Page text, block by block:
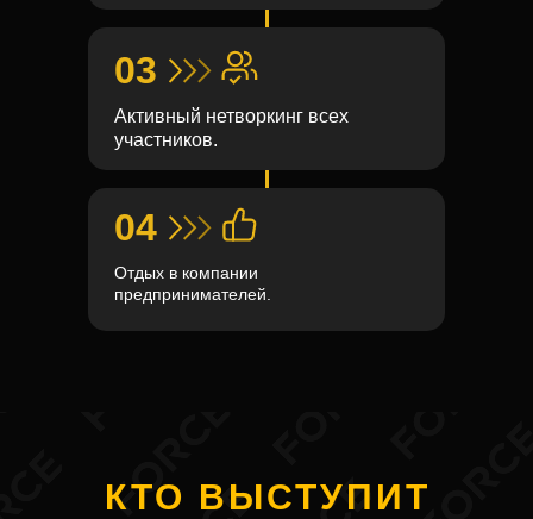
Отдых в компании
предпринимателей.
Активный нетворкинг всех
участников.
04
03
КТО ВЫСТУПИТ